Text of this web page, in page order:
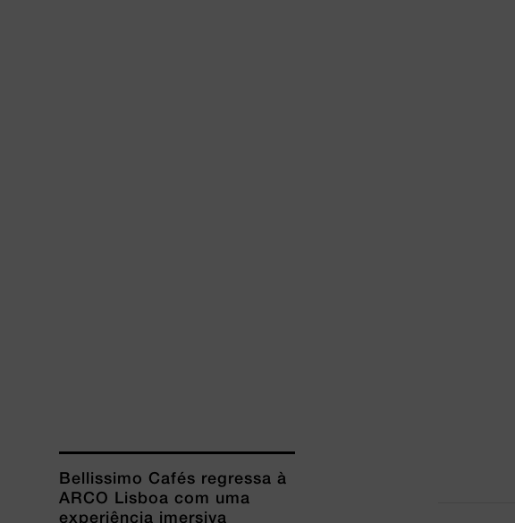
Bellissimo Cafés regressa à
ARCO Lisboa com uma
experiência imersiva